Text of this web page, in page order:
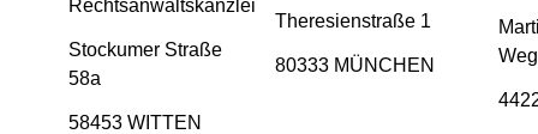
Rechtsanwaltskanzlei
Stockumer Straße
58a
58453 WITTEN
Theresienstraße 1
80333 MÜNCHEN